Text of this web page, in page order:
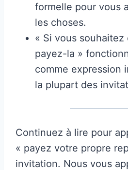
formelle pour vous
les choses.
« Si vous
payez-la »
comme expression
la plupart des
Continuez à lire pour
« payez votre propre
invitation. Nous vous